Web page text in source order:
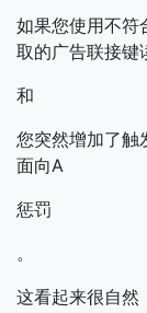
如果您使用不符
取的广告联接键
和
您突然增加了触
面向A
惩罚
。
这看起来很自然